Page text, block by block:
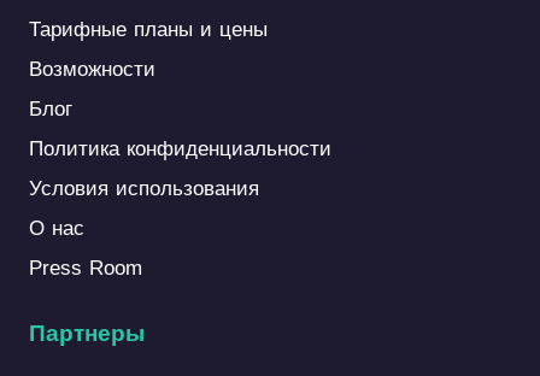
Тарифные планы и цены
Возможности
Блог
Политика конфиденциальности
Условия использования
О нас
Press Room
Партнеры